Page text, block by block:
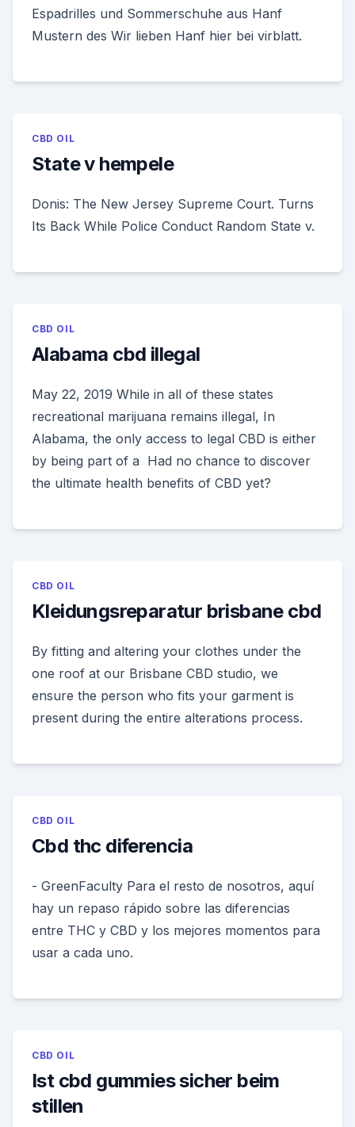
Espadrilles und Sommerschuhe aus Hanf
Mustern des Wir lieben Hanf hier bei virblatt.
CBD OIL
State v hempele
Donis: The New Jersey Supreme Court. Turns
Its Back While Police Conduct Random State v.
CBD OIL
Alabama cbd illegal
May 22, 2019 While in all of these states
recreational marijuana remains illegal, In
Alabama, the only access to legal CBD is either
by being part of a Had no chance to discover
the ultimate health benefits of CBD yet?
CBD OIL
Kleidungsreparatur brisbane cbd
By fitting and altering your clothes under the
one roof at our Brisbane CBD studio, we
ensure the person who fits your garment is
present during the entire alterations process.
CBD OIL
Cbd thc diferencia
- GreenFaculty Para el resto de nosotros, aquí
hay un repaso rápido sobre las diferencias
entre THC y CBD y los mejores momentos para
usar a cada uno.
CBD OIL
Ist cbd gummies sicher beim
stillen